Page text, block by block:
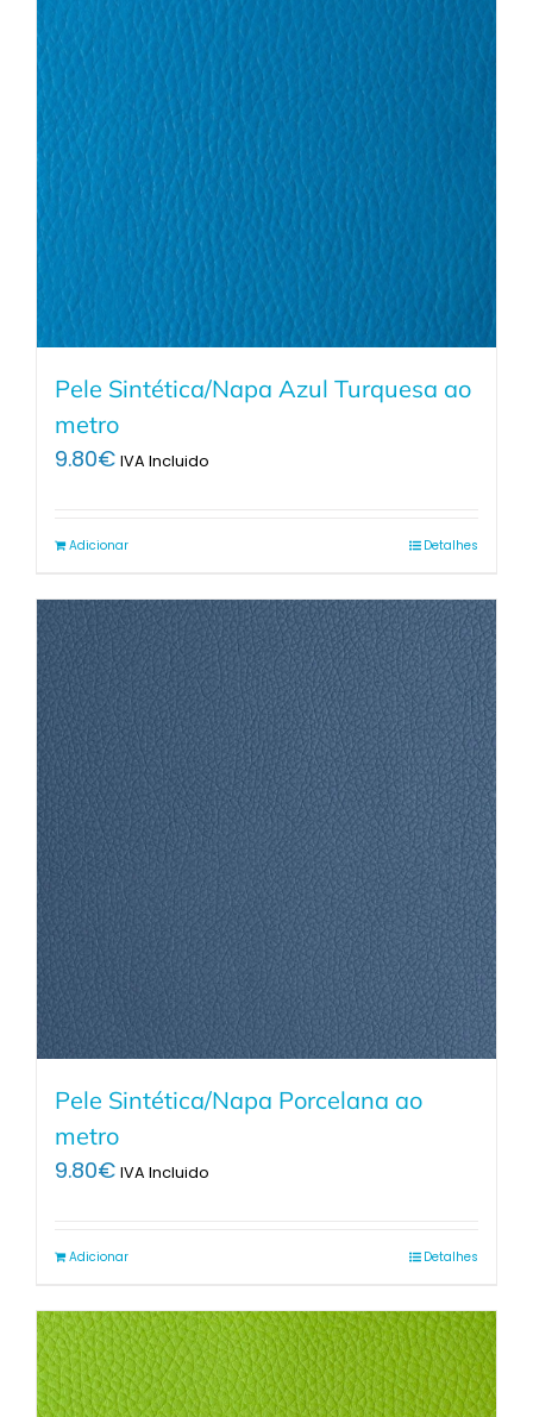
Pele Sintética/Napa Azul Turquesa ao
metro
9.80€ IVA Incluido
Adicionar Detalhes
Pele Sintética/Napa Porcelana ao
metro
9.80€ IVA Incluido
Adicionar Detalhes